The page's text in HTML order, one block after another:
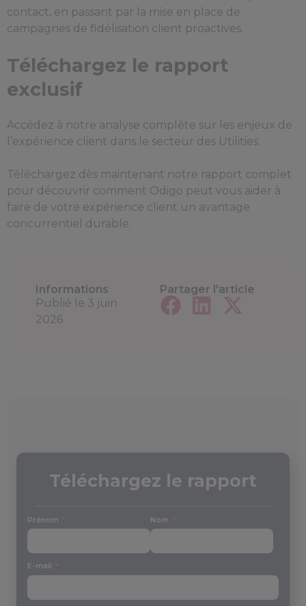
contact, en passant par la mise en place de
campagnes de fidélisation client proactives.
Téléchargez le rapport
exclusif
Accédez à notre analyse complète sur les enjeux de
l’expérience client dans le secteur des Utilities.
Téléchargez dès maintenant notre rapport complet
pour découvrir comment Odigo peut vous aider à
faire de votre expérience client un avantage
concurrentiel durable.
Informations
Publié le 3 juin
2026
Partager l'article
Téléchargez le rapport
Prénom Nom
E-mail